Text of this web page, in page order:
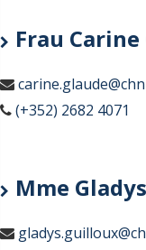
Frau
(+352) 2682 4071
Mme